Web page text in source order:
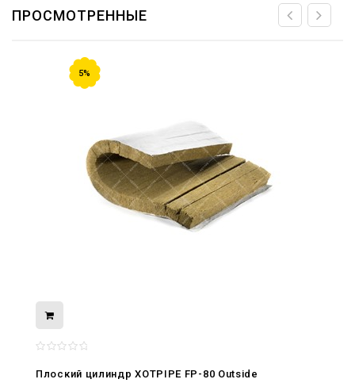
ПРОСМОТРЕННЫЕ
5%
Плоский цилиндр XOTPIPE FP-80 Outside
нами